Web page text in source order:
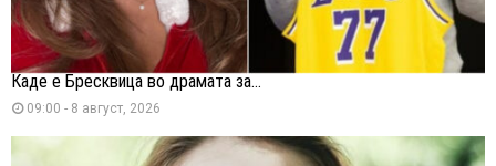
Каде е Бресквица во драмата за...
09:00 - 8 август, 2026